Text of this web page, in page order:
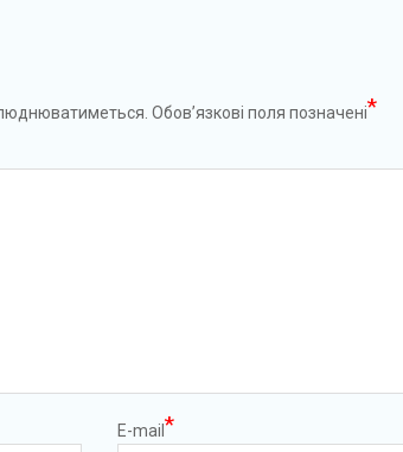
Обов’язкові поля позначені*
E-mail *